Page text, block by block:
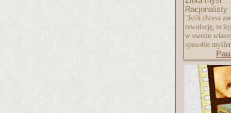
Racjonalisty:
"Jeśli chcesz
rewolucję, to
w swoim
sposobie